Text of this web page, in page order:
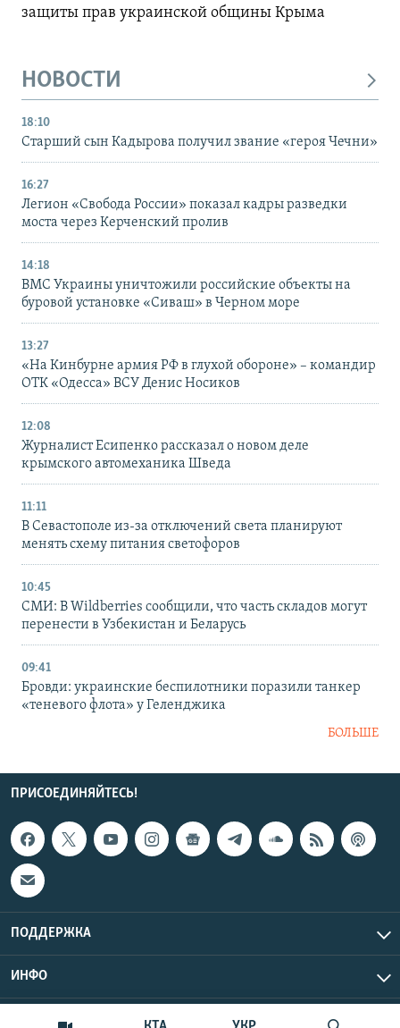
защиты прав украинской общины Крыма
НОВОСТИ
18:10
Старший сын Кадырова получил звание «героя Чечни»
16:27
Легион «Свобода России» показал кадры разведки
моста через Керченский пролив
14:18
ВМС Украины уничтожили российские объекты на
буровой установке «Сиваш» в Черном море
13:27
«На Кинбурне армия РФ в глухой обороне» – командир
ОТК «Одесса» ВСУ Денис Носиков
12:08
Журналист Есипенко рассказал о новом деле
крымского автомеханика Шведа
11:11
В Севастополе из-за отключений света планируют
менять схему питания светофоров
10:45
СМИ: В Wildberries сообщили, что часть складов могут
перенести в Узбекистан и Беларусь
09:41
Бровди: украинские беспилотники поразили танкер
«теневого флота» у Геленджика
БОЛЬШЕ
ПРИСОЕДИНЯЙТЕСЬ!
ПОДДЕРЖКА
ИНФО
Copyright Крым.Реалии, 2026 | Все права защищены.
UTC+3